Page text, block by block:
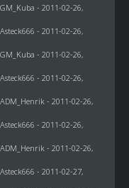
GM_Kuba - 2011-02-26,
- 2011-02-26,
GM_Kuba - 2011-02-26,
- 2011-02-26,
ADM_Henrik - 2011-02-26,
- 2011-02-26,
ADM_Henrik - 2011-02-26,
- 2011-02-27,